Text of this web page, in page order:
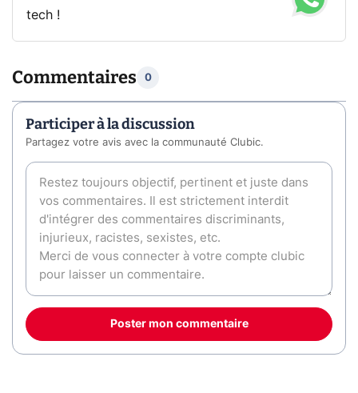
tech !
Commentaires 0
Participer à la discussion
Partagez votre avis avec la communauté Clubic.
Poster mon commentaire